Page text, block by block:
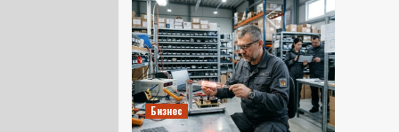
Бизнес
Бизнес на поставках
промышленной
электроники: расчет
рентабельности и
выигрыш тендера на
газовые разрядники
Недвижимость
Срочный выкуп
Бизнес